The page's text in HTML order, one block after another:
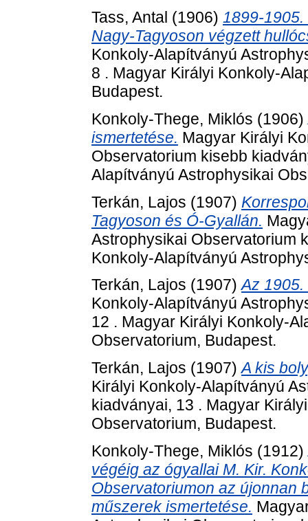
Tass, Antal (1906) 1899-
Nagy-Tagyoson végzett
Konkoly-Alapítványú
8 . Magyar Királyi Konkoly-
Budapest.
Konkoly-Thege, Miklós (1906)
ismertetése. Magyar Királyi
Observatorium kisebb
Alapítványú Astrophysikai
Terkán, Lajos (1907)
Tagyoson és Ó-Gyallán.
Astrophysikai Observatorium
Konkoly-Alapítványú
Terkán, Lajos (1907)Az
Konkoly-Alapítványú
12 . Magyar Királyi Konkoly-
Observatorium, Budapest.
Terkán, Lajos (1907)A kis
Királyi Konkoly-Alapítványú
kiadványai, 13 . Magyar
Observatorium, Budapest.
Konkoly-Thege, Miklós (1912)
végéig az ógyallai M. Kir.
Observatoriumon az újonnan
műszerek ismertetése.